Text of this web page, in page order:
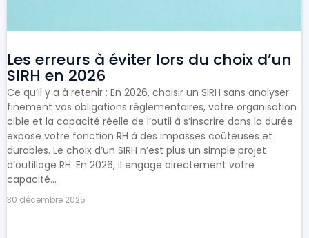
Les erreurs à éviter lors du choix d’un
SIRH en 2026
Ce qu’il y a à retenir : En 2026, choisir un SIRH sans analyser
finement vos obligations réglementaires, votre organisation
cible et la capacité réelle de l’outil à s’inscrire dans la durée
expose votre fonction RH à des impasses coûteuses et
durables. Le choix d’un SIRH n’est plus un simple projet
d’outillage RH. En 2026, il engage directement votre
capacité...
30 décembre 2025